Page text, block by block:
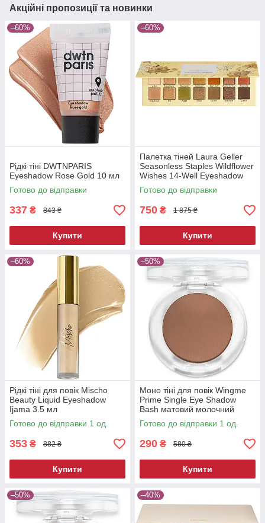
Акційні пропозиції та новинки
–60%
Рідкі тіні DWTNPARIS
Eyeshadow Rose Gold 10 мл
Готово до відправки
337 ₴ 843 ₴
Купити
–60%
Палетка тіней Laura Geller
Seasonless Staples Wildflower
Wishes 14-Well Eyeshadow
Palette 14 г
Готово до відправки
750 ₴ 1 875 ₴
Купити
–60%
Рідкі тіні для повік Mischo
Beauty Liquid Eyeshadow
Ijama 3.5 мл
Готово до відправки 1 од.
353 ₴ 882 ₴
Купити
–50%
Моно тіні для повік Wingme
Prime Single Eye Shadow
Bash матовий молочний
шоколад 2 г
Готово до відправки 1 од.
290 ₴ 580 ₴
Купити
–50% –40%